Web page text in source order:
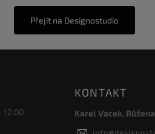
Přejít na Designostudio
12.00
KONTAKT
Karel Vacek,